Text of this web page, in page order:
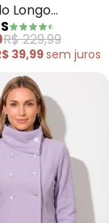
Longo
com Bolsos
R$ 229,99
39,99sem juros